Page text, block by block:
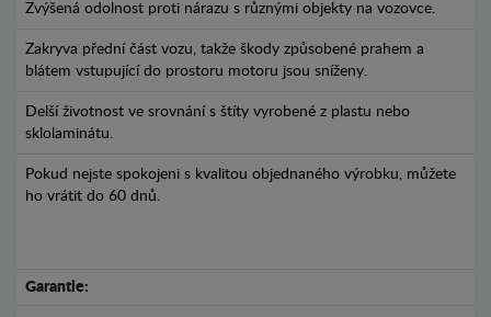
Zvýšená odolnost proti nárazu s různými objekty na vozovce.
Zakryva přední část vozu, takže škody způsobené prahem a
blátem vstupující do prostoru motoru jsou sníženy.
Delší životnost ve srovnání s štíty vyrobené z plastu nebo
sklolaminátu.
Pokud nejste spokojeni s kvalitou objednaného výrobku, můžete
ho vrátit do 60 dnů.
Garantie: